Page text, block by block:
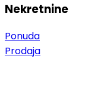
Nekretnine
Ponuda
Prodaja